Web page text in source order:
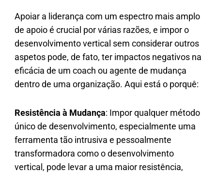
Apoiar a liderança com um espectro mais amplo
de apoio é crucial por várias razões, e impor o
desenvolvimento vertical sem considerar outros
aspetos pode, de fato, ter impactos negativos na
eficácia de um coach ou agente de mudança
dentro de uma organização. Aqui está o porquê:
Resistência à Mudança: Impor qualquer método
único de desenvolvimento, especialmente uma
ferramenta tão intrusiva e pessoalmente
transformadora como o desenvolvimento
vertical, pode levar a uma maior resistência,